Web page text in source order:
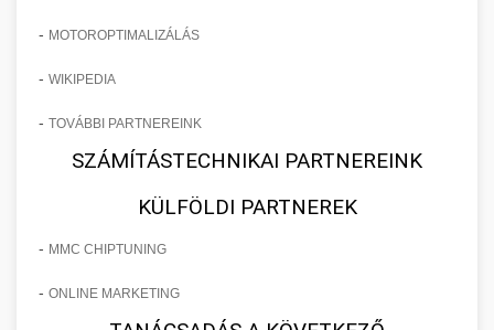
- MOTOROPTIMALIZÁLÁS
- WIKIPEDIA
- TOVÁBBI PARTNEREINK
SZÁMÍTÁSTECHNIKAI PARTNEREINK
KÜLFÖLDI PARTNEREK
- MMC CHIPTUNING
- ONLINE MARKETING